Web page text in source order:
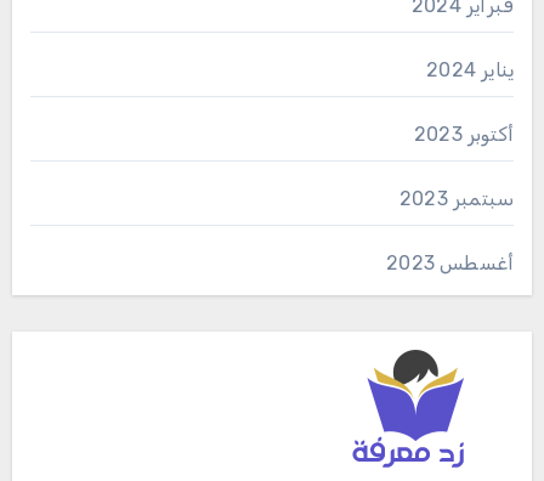
فبراير 2024
يناير 2024
أكتوبر 2023
سبتمبر 2023
أغسطس 2023